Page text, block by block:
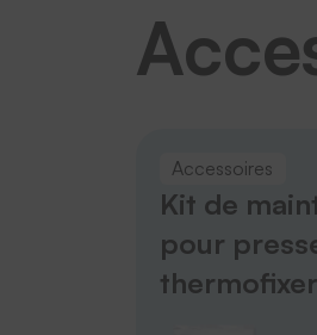
Accessoires
Kit de
pour
thermofixer